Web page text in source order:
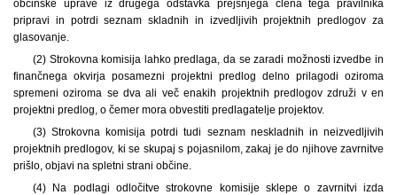
občinske uprave iz drugega odstavka prejšnjega člena tega pravilnika
pripravi in potrdi seznam skladnih in izvedljivih projektnih predlogov za
glasovanje.
(2) Strokovna komisija lahko predlaga, da se zaradi možnosti izvedbe in
finančnega okvirja posamezni projektni predlog delno prilagodi oziroma
spremeni oziroma se dva ali več enakih projektnih predlogov združi v en
projektni predlog, o čemer mora obvestiti predlagatelje projektov.
(3) Strokovna komisija potrdi tudi seznam neskladnih in neizvedljivih
projektnih predlogov, ki se skupaj s pojasnilom, zakaj je do njihove zavrnitve
prišlo, objavi na spletni strani občine.
(4) Na podlagi odločitve strokovne komisije sklepe o zavrnitvi izda